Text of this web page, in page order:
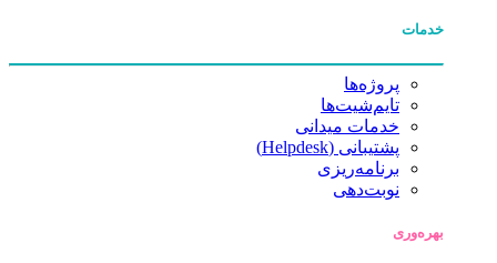
خدمات
پروژه‌ها
تایم‌شیت‌ها
خدمات میدانی
پشتیبانی (Helpdesk)
برنامه‌ریزی
نوبت‌دهی
بهره‌وری